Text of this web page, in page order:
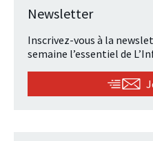
Newsletter
Inscrivez-vous à la
semaine l’essentiel de